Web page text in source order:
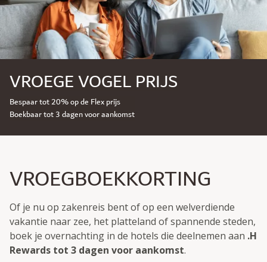
VROEGE VOGEL PRIJS
Bespaar tot 20% op de Flex prijs
Boekbaar tot 3 dagen voor aankomst
VROEGBOEKKORTING
Of je nu op zakenreis bent of op een welverdiende
vakantie naar zee, het platteland of spannende steden,
boek je overnachting in de hotels die deelnemen aan .H
Rewards tot 3 dagen voor aankomst.